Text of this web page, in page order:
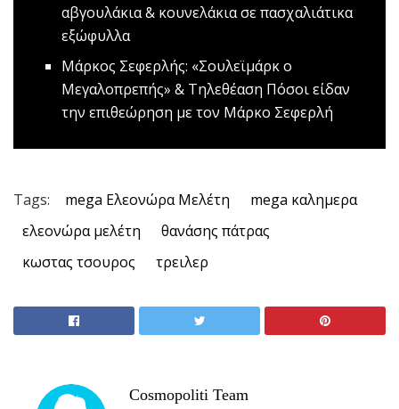
αβγουλάκια & κουνελάκια σε πασχαλιάτικα
εξώφυλλα
Mάρκος Σεφερλής: «Σουλεϊμάρκ ο
Μεγαλοπρεπής» & Τηλεθέαση Πόσοι είδαν
την επιθεώρηση με τον Μάρκο Σεφερλή
Tags: mega Ελεονώρα Μελέτη
mega καλημερα
ελεονώρα μελέτη
θανάσης πάτρας
κωστας τσουρος
τρειλερ
Cosmopoliti Team